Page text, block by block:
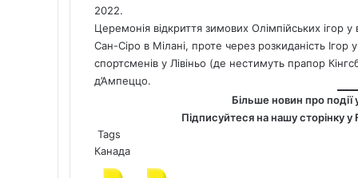
2022.
Церемонія відкриття зимових Олімпійських ігор у
Сан-Сіро в Мілані, проте через розкиданість Ігор
спортсменів у Лівіньо (де нестимуть прапор
д’Ампеццо.
Більше новин про події
Підписуйтеся на нашу сторінку у
Tags
Канада